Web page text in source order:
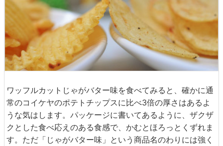
ワッフルカットじゃがバター味を食べてみると、確かに通
常のコイケヤのポテトチップスに比べ3倍の厚さはあるよ
うな気はします。パッケージに書いてあるように、ザクザ
クとした食べ応えのある食感で、かむとほろっとくずれま
す。ただ「じゃがバター味」という商品名のわりには強く